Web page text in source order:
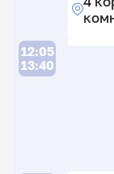
12:05
13:40